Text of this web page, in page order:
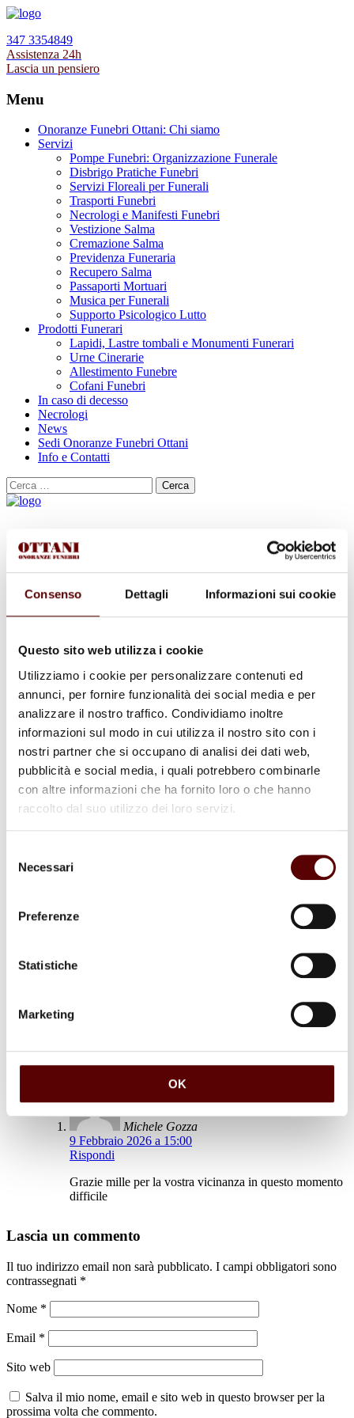
Consenso Dettagli Informazioni sui cookie
Questo sito web utilizza i cookie
Utilizziamo i cookie per personalizzare contenuti ed
annunci, per fornire funzionalità dei social media e per
analizzare il nostro traffico. Condividiamo inoltre
informazioni sul modo in cui utilizza il nostro sito con i
nostri partner che si occupano di analisi dei dati web,
pubblicità e social media, i quali potrebbero combinarle
con altre informazioni che ha fornito loro o che hanno
raccolto dal suo utilizzo dei loro servizi.
delNecessari
Preferenze
Statistiche
Marketing
OK
347 3354849
Assistenza 24h
Lascia un pensiero
Menu
Onoranze Funebri Ottani: Chi siamo
Servizi
Pompe Funebri: Organizzazione Funerale
Disbrigo Pratiche Funebri
Servizi Floreali per Funerali
Trasporti Funebri
Necrologi e Manifesti Funebri
Vestizione Salma
Cremazione Salma
Previdenza Funeraria
Recupero Salma
Passaporti Mortuari
Musica per Funerali
Supporto Psicologico Lutto
Prodotti Funerari
Lapidi, Lastre tombali e Monumenti Funerari
Urne Cinerarie
Allestimento Funebre
Cofani Funebri
In caso di decesso
Necrologi
News
Sedi Onoranze Funebri Ottani
Info e Contatti
Cerca
per:
12 Agosto 1931 - 4 Dicembre 2025
Condividi questa pagina
Commenti (2)
La Presidente, l’Organo di Amministrazione e tutti i Soci
esprimono le più sentite condoglianze a Michele Gozza e ai
per la scomparsa della mamma, Maria Gaetana Boninsegna.
Un affettuoso abbraccio.
Michele Gozza
9 Febbraio 2026 a 15:00
Rispondi
Grazie mille per la vostra vicinanza in questo momento
difficile
Lascia un commento
Il tuo indirizzo email non sarà pubblicato. I campi obbligatori sono
contrassegnati *
Nome *
Email *
Sito web
Salva il mio nome, email e sito web in questo browser per la
prossima volta che commento.